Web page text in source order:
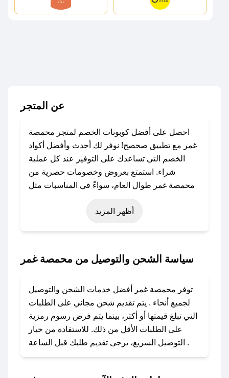
عن المتجر
احصل على أفضل كوبونات الخصم لمتجر محمصة
غمر مع تطبيق صحصح! نوفر لك أحدث وأفضل أكواد
الخصم التي تساعدك على التوفير عند كل عملية
شراء. استمتع بعروض وخصومات حصرية من
محمصة غمر طوال العام، سواءً في المناسبات مثل
عيد الفطر، عيد الأضحى، الجمعة البيضاء (شهر
نوفمبر)، رمضان، اليوم الوطني، يوم التأسيس، أو
حتى عروض خاصة أخرى.
باستخدام تطبيق صحصح، يمكنك العثور بسهولة على
الكوبون، تواصل معنا عبر تويتر أو البريد الإلكتروني
لإضافته بسرعة.
### كيفية استخدام كود خصم محمصة غمر؟
1. انسخ كود الخصم من تطبيق صحصح.
2. الصقه في خانة الدفع عند التسوق من محمصة
أظهر المزيد
سياسة الشحن والتوصيل من محمصة غمر
توفر محمصة غمر أفضل خدمات الشحن والتوصيل
لجميع أنحاء . يتم تقديم شحن مجاني على الطلبات
التي تبلغ قيمتها أو أكثر، بينما يتم فرض رسوم رمزية
على الطلبات الأقل من ذلك. للاستفادة من خيار
التوصيل السريع، يرجى تقديم طلبك قبل الساعة .